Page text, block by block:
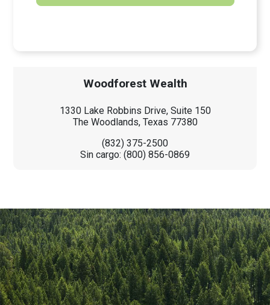
Woodforest Wealth
1330 Lake Robbins Drive, Suite 150
The Woodlands, Texas 77380
(832) 375-2500
Sin cargo: (800) 856-0869